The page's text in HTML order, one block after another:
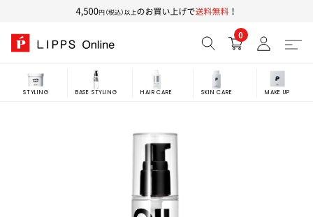
0
STYLING BASE STYLING HAIR CARE SKIN CARE MAKE UP